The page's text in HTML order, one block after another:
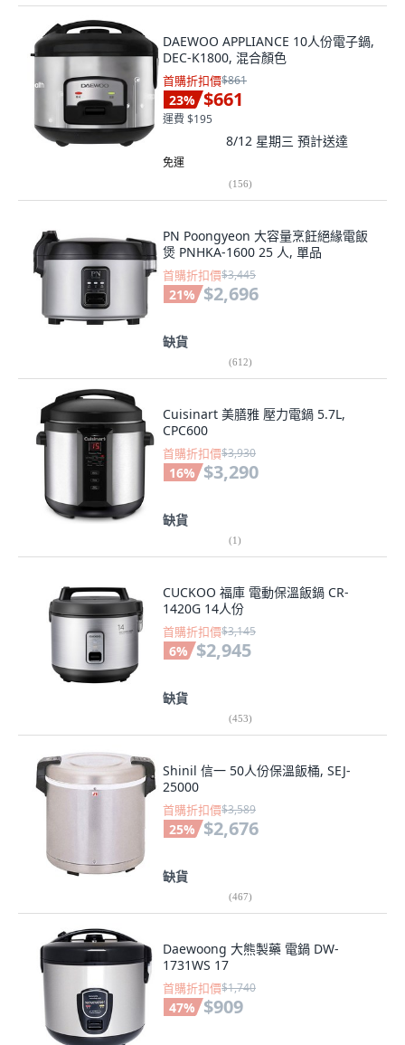
DAEWOO APPLIANCE 10人份電子鍋,
DEC-K1800, 混合顏色
首購折扣價$861
23% $661
運費 $195
8/12 星期三 預計送達
免運
(156)
PN Poongyeon 大容量烹飪絕緣電飯
煲 PNHKA-1600 25 人, 單品
首購折扣價$3,445
21% $2,696
缺貨
(612)
Cuisinart 美膳雅 壓力電鍋 5.7L,
CPC600
首購折扣價$3,930
16% $3,290
缺貨
(1)
CUCKOO 福庫 電動保溫飯鍋 CR-
1420G 14人份
首購折扣價$3,145
6% $2,945
缺貨
(453)
Shinil 信一 50人份保溫飯桶, SEJ-
25000
首購折扣價$3,589
25% $2,676
缺貨
(467)
Daewoong 大熊製藥 電鍋 DW-
1731WS 17
首購折扣價$1,740
47% $909